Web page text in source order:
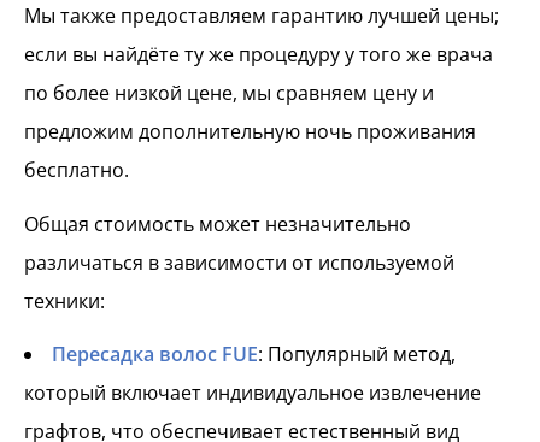
Мы также предоставляем гарантию лучшей цены;
если вы найдёте ту же процедуру у того же врача
по более низкой цене, мы сравняем цену и
предложим дополнительную ночь проживания
бесплатно.
Общая стоимость может незначительно
различаться в зависимости от используемой
техники:
Пересадка волос FUE: Популярный метод,
который включает индивидуальное извлечение
графтов, что обеспечивает естественный вид